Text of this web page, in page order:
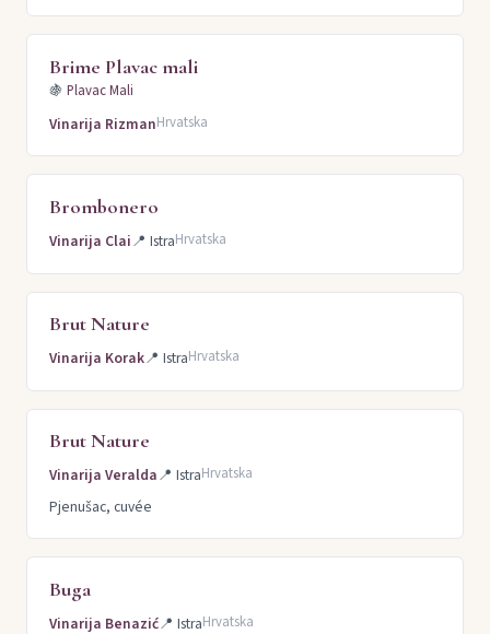
Brime Plavac mali
🍇 Plavac Mali
Vinarija RizmanHrvatska
Brombonero
Vinarija Clai📍 IstraHrvatska
Brut Nature
Vinarija Korak📍 IstraHrvatska
Brut Nature
Vinarija Veralda📍 IstraHrvatska
Pjenušac, cuvée
Buga
Vinarija Benazić📍 IstraHrvatska